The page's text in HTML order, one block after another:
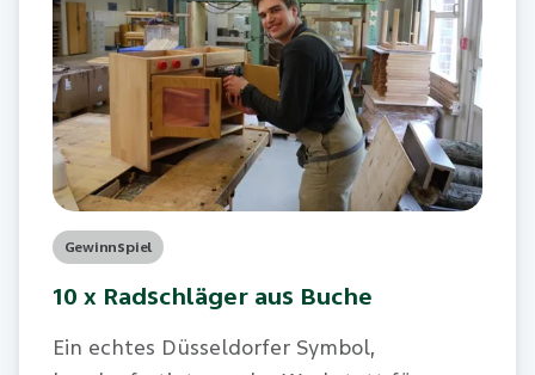
Gewinnspiel
10 x Radschläger aus Buche
Ein echtes Düsseldorfer Symbol,